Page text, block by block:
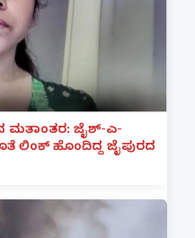
ಮತಾಂತರ: ಜೈಶ್-ಎ-
ಲಿಂಕ್ ಹೊಂದಿದ್ದ ಜೈಪುರದ